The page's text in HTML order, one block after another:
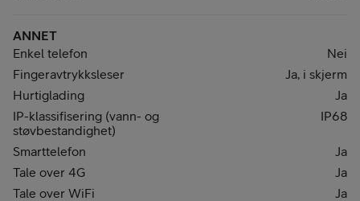
ANNET
Enkel telefon
Nei
Fingeravtrykksleser
Ja, i skjerm
Hurtiglading
Ja
IP-klassifisering (vann- og
støvbestandighet)
IP68
Smarttelefon
Ja
Tale over 4G
Ja
Tale over WiFi
Ja